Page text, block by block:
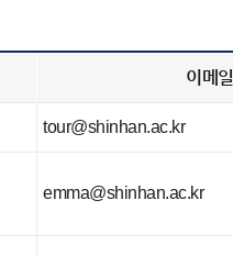
이메일
tour@shinhan.ac.kr
emma@shinhan.ac.kr